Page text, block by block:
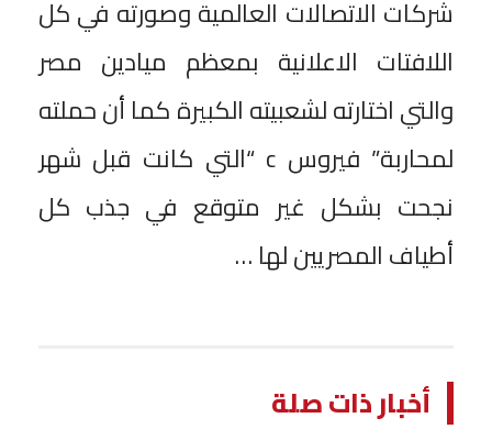
شركات الاتصالات العالمية وصورته في كل
اللافتات الاعلانية بمعظم ميادين مصر
والتي اختارته لشعبيته الكبيرة كما أن حملته
لمحاربة” فيروس c “التي كانت قبل شهر
نجحت بشكل غير متوقع في جذب كل
أطياف المصريين لها …
أخبار ذات صلة